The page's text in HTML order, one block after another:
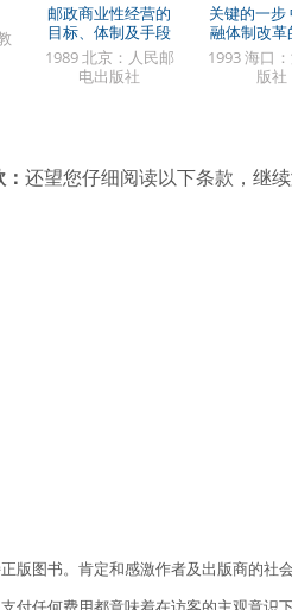
邮政商业性经营的
目标、体制及手段
1989 北京：人民邮
电出版社
关键的一步
融体制改革
1993 海口
版社
还望您仔细阅读以下条款，继
版图书。肯定和感激作者及出版商的社